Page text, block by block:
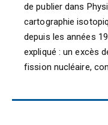
de publier dans
cartographie
depuis les années
expliqué : un excès
fission nucléaire,